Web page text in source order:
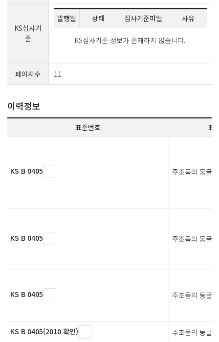
KS심사기
준
발행일 상태 심사기준파일 사유
KS심사기준 정보가 존재하지 않습니다.
페이지수 11
이력정보
표준번호 표
KS B 0405 주조품의 둥글기
KS B 0405 주조품의 둥글기
KS B 0405 주조품의 둥글기
KS B 0405(2010 확인) 주조품의 둥글기